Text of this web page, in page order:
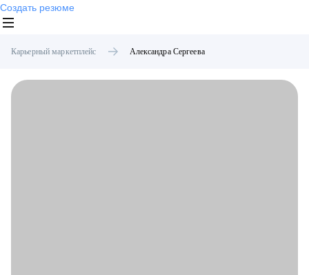
Создать резюме
Карьерный маркетплейс Александра Сергеева